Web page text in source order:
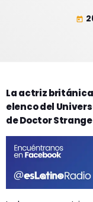
ACTUALIDAD
MÚSICA
RADIO SPLENDID
today
La actriz
elenco del
de Doctor Strange